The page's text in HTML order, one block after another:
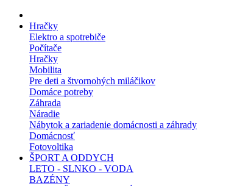
Hračky
Elektro a spotrebiče
Počítače
Hračky
Mobilita
Pre deti a štvornohých miláčikov
Domáce potreby
Záhrada
Náradie
Nábytok a zariadenie domácnosti a záhrady
Domácnosť
Fotovoltika
ŠPORT A ODDYCH
LETO - SLNKO - VODA
BAZÉNY